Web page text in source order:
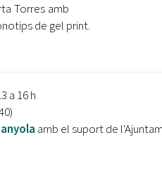
Torres amb
de gel print.
a 16 h
amb el suport de